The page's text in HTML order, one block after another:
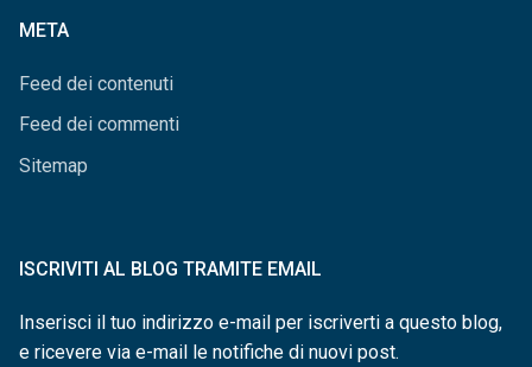
META
Feed dei contenuti
Feed dei commenti
Sitemap
ISCRIVITI AL BLOG TRAMITE EMAIL
Inserisci il tuo indirizzo e-mail per iscriverti a questo blog,
e ricevere via e-mail le notifiche di nuovi post.